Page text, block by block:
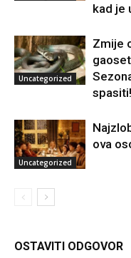
kad je
Uncategorized
Zmije
spasiti!
Uncategorized
ova
OSTAVITI ODGOVOR